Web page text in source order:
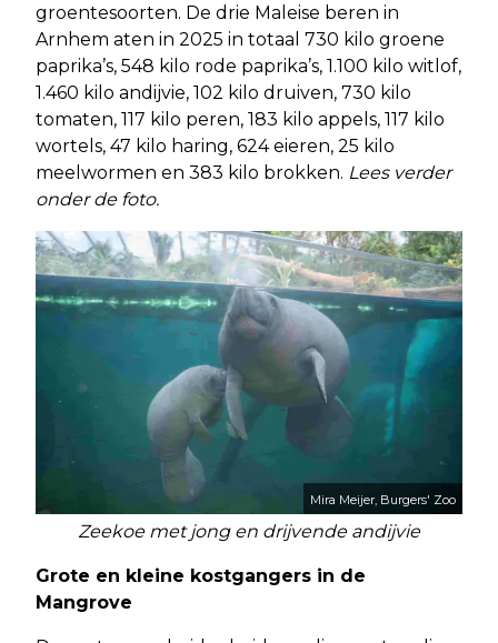
groentesoorten. De drie Maleise beren in
Arnhem aten in 2025 in totaal 730 kilo groene
paprika’s, 548 kilo rode paprika’s, 1.100 kilo witlof,
1.460 kilo andijvie, 102 kilo druiven, 730 kilo
tomaten, 117 kilo peren, 183 kilo appels, 117 kilo
wortels, 47 kilo haring, 624 eieren, 25 kilo
meelwormen en 383 kilo brokken. Lees verder
onder de foto.
Mira Meijer, Burgers' Zoo
Zeekoe met jong en drijvende andijvie
Grote en kleine kostgangers in de
Mangrove